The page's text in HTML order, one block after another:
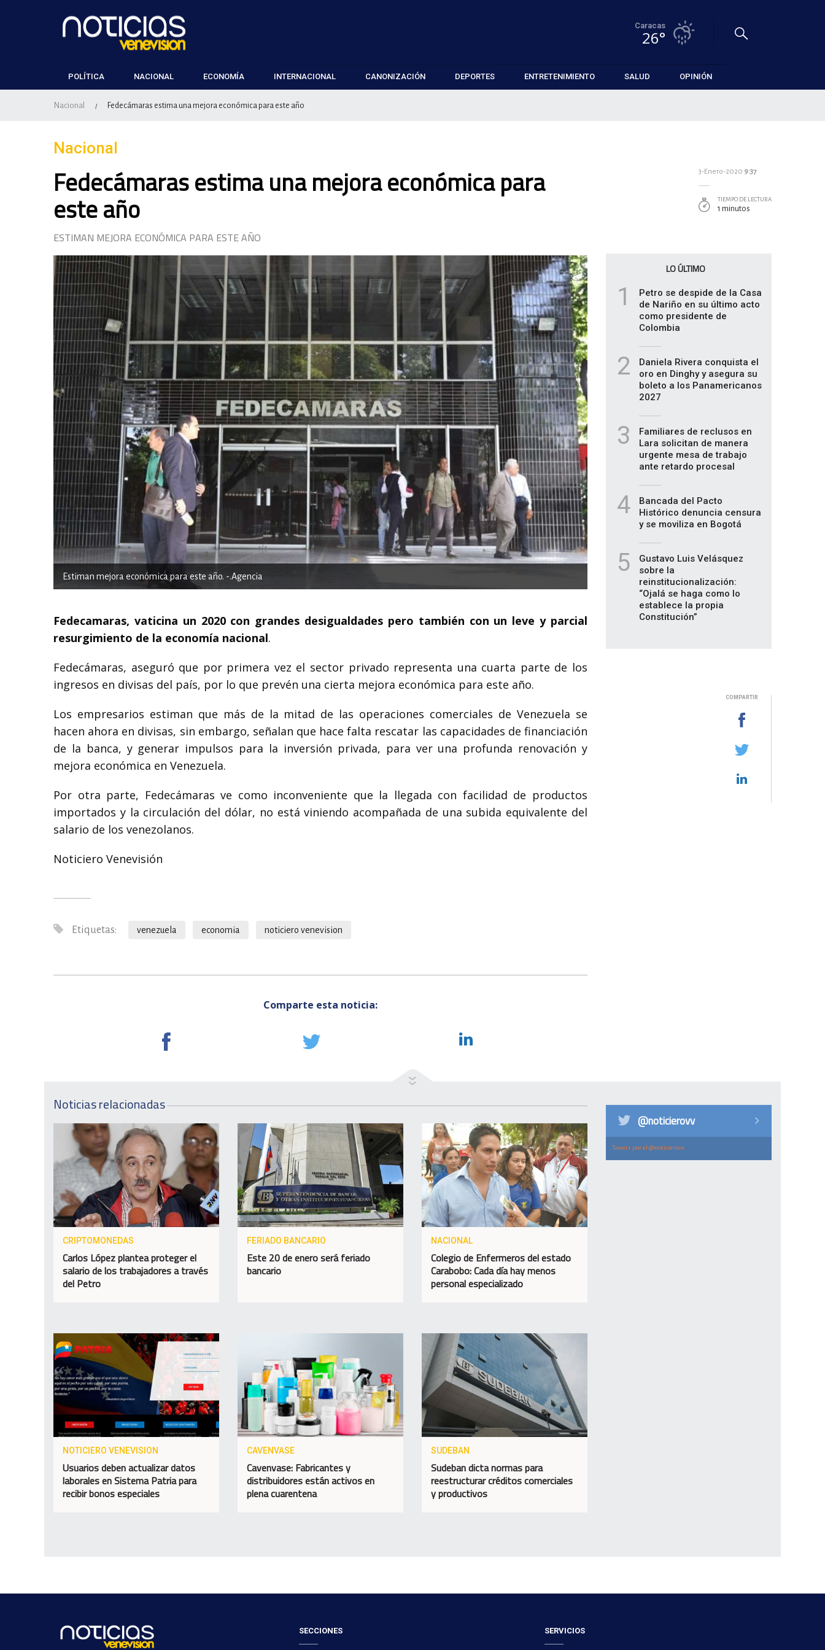
Caracas
26°
POLÍTICA NACIONAL ECONOMÍA INTERNACIONAL CANONIZACIÓN DEPORTES ENTRETENIMIENTO SALUD OPINIÓN
Nacional / Fedecámaras estima una mejora económica para este año
Nacional
Fedecámaras estima una mejora económica para
este año
ESTIMAN MEJORA ECONÓMICA PARA ESTE AÑO
Estiman mejora económica para este año. -.Agencia
Fedecamaras, vaticina un 2020 con grandes desigualdades pero también con un leve y parcial
resurgimiento de la economía nacional.
Fedecámaras, aseguró que por primera vez el sector privado representa una cuarta parte de los
ingresos en divisas del país, por lo que prevén una cierta mejora económica para este año.
Los empresarios estiman que más de la mitad de las operaciones comerciales de Venezuela se
hacen ahora en divisas, sin embargo, señalan que hace falta rescatar las capacidades de financiación
de la banca, y generar impulsos para la inversión privada, para ver una profunda renovación y
mejora económica en Venezuela.
Por otra parte, Fedecámaras ve como inconveniente que la llegada con facilidad de productos
importados y la circulación del dólar, no está viniendo acompañada de una subida equivalente del
salario de los venezolanos.
Noticiero Venevisión
Etiquetas: venezuela economia noticiero venevision
Comparte esta noticia:
3-Enero-2020 9:37
TIEMPO DE LECTURA
1 minutos
LO ÚLTIMO
1
Petro se despide de la Casa
de Nariño en su último acto
como presidente de
Colombia
2
Daniela Rivera conquista el
oro en Dinghy y asegura su
boleto a los Panamericanos
2027
3
Familiares de reclusos en
Lara solicitan de manera
urgente mesa de trabajo
ante retardo procesal
4
Bancada del Pacto
Histórico denuncia censura
y se moviliza en Bogotá
5
Gustavo Luis Velásquez
sobre la
reinstitucionalización:
“Ojalá se haga como lo
establece la propia
Constitución”
COMPARTIR
Noticias relacionadas
CRIPTOMONEDAS
Carlos López plantea proteger el
salario de los trabajadores a través
del Petro
FERIADO BANCARIO
Este 20 de enero será feriado
bancario
NACIONAL
Colegio de Enfermeros del estado
Carabobo: Cada día hay menos
personal especializado
NOTICIERO VENEVISION
Usuarios deben actualizar datos
laborales en Sistema Patria para
recibir bonos especiales
CAVENVASE
Cavenvase: Fabricantes y
distribuidores están activos en
plena cuarentena
SUDEBAN
Sudeban dicta normas para
reestructurar créditos comerciales
y productivos
@noticierovv
Tweets por el @noticierovv.
SECCIONES SERVICIOS